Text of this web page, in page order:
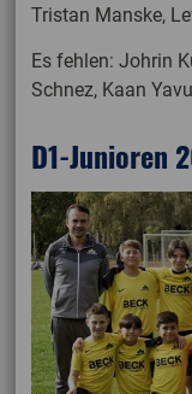
Tristan Manske,
Es fehlen: Johrin
Schnez, Kaan
D1-Junioren